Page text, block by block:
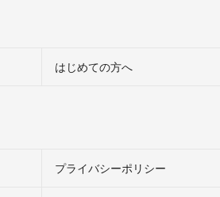
はじめての方へ
プライバシーポリシー